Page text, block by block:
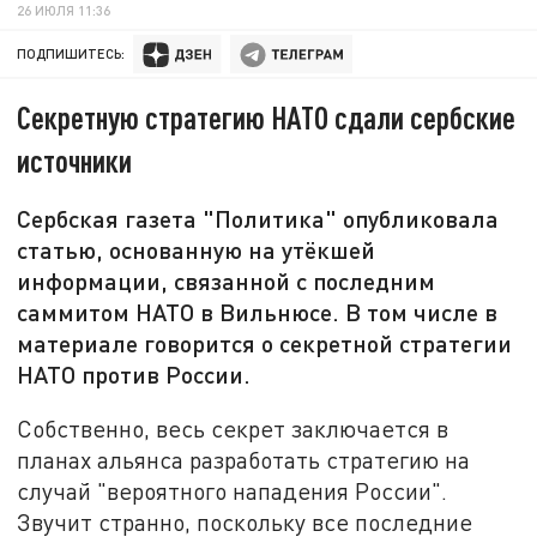
26 ИЮЛЯ 11:36
ПОДПИШИТЕСЬ:
Секретную стратегию НАТО сдали сербские
источники
Сербская газета "Политика" опубликовала
статью, основанную на утёкшей
информации, связанной с последним
саммитом НАТО в Вильнюсе. В том числе в
материале говорится о секретной стратегии
НАТО против России.
Собственно, весь секрет заключается в
планах альянса разработать стратегию на
случай "вероятного нападения России".
Звучит странно, поскольку все последние